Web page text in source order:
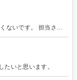
いと思います。